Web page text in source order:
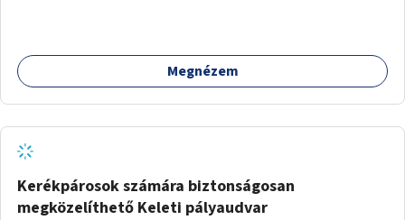
Megnézem
Kerékpárosok számára biztonságosan
megközelíthető Keleti pályaudvar